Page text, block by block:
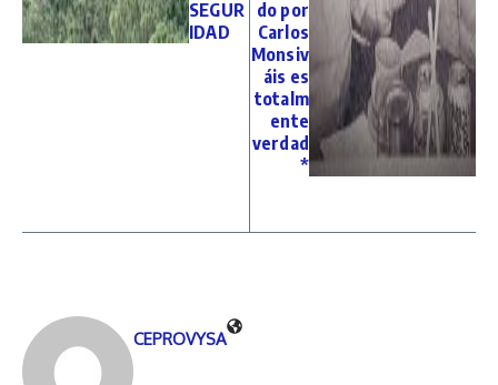
SEGUR
IDAD
do por
Carlos
Monsiv
áis es
totalm
ente
verdad
*
CEPROVYSA